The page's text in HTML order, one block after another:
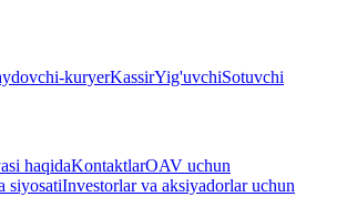
kuryerKassirYig'uvchiSotuvchi
haqidaKontaktlarOAV uchun
siyosatiInvestorlar va aksiyadorlar uchun